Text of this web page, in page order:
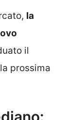
la
il
prossima